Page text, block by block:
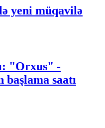
yeni müqavilə
"Orxus" -
saatı